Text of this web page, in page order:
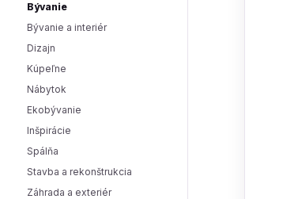
Bývanie
Bývanie a interiér
Dizajn
Kúpeľne
Nábytok
Ekobývanie
Inšpirácie
Spálňa
Stavba a rekonštrukcia
Záhrada a exteriér